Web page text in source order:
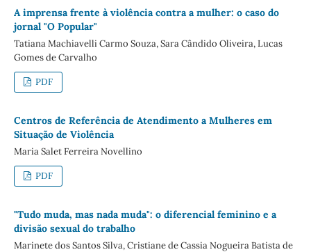
A imprensa frente à violência contra a mulher: o caso do
jornal "O Popular"
Tatiana Machiavelli Carmo Souza, Sara Cândido Oliveira, Lucas
Gomes de Carvalho
PDF
Centros de Referência de Atendimento a Mulheres em
Situação de Violência
Maria Salet Ferreira Novellino
PDF
"Tudo muda, mas nada muda": o diferencial feminino e a
divisão sexual do trabalho
Marinete dos Santos Silva, Cristiane de Cassia Nogueira Batista de